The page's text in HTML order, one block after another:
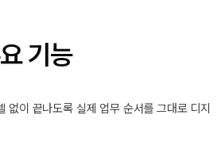
기능
없이 끝나도록 실제 업무 순서를 그대로 디지